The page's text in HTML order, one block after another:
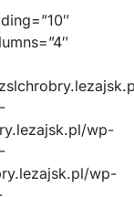
wp-
wp-